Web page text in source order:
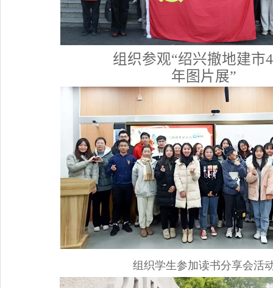
组织参观“绍兴撤地建市
年图片展”
组织学生参加读书分享会活